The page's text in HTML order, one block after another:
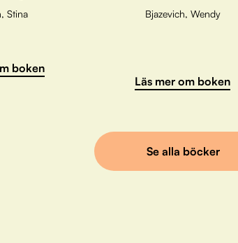
Stina
boken
Bjazevich, Wendy
Läs mer om boken
Se alla böcker